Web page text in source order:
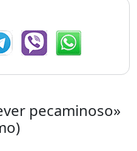
pecaminoso»